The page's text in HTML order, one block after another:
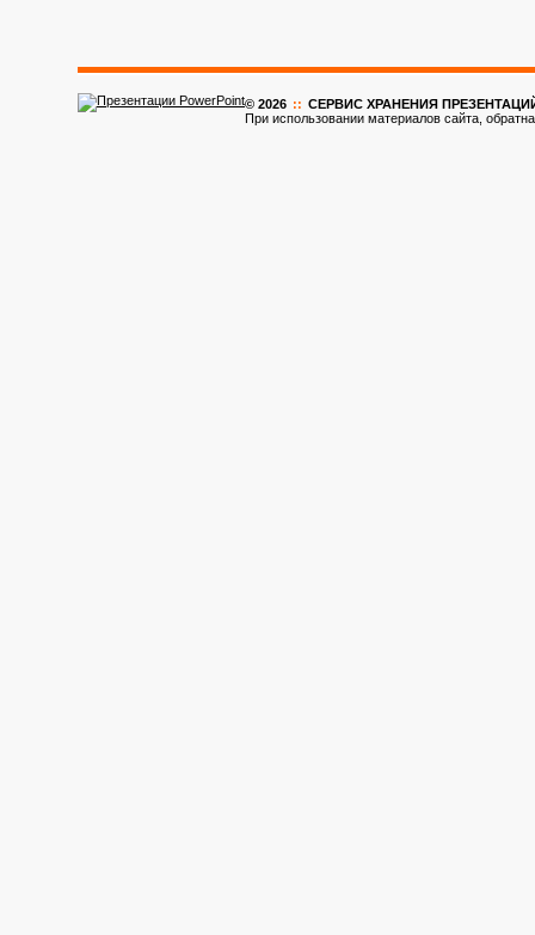
© 2026 :: CЕРВИС ХРАНЕНИЯ ПРЕЗЕНТАЦИЙ
При использовании материалов сайта,